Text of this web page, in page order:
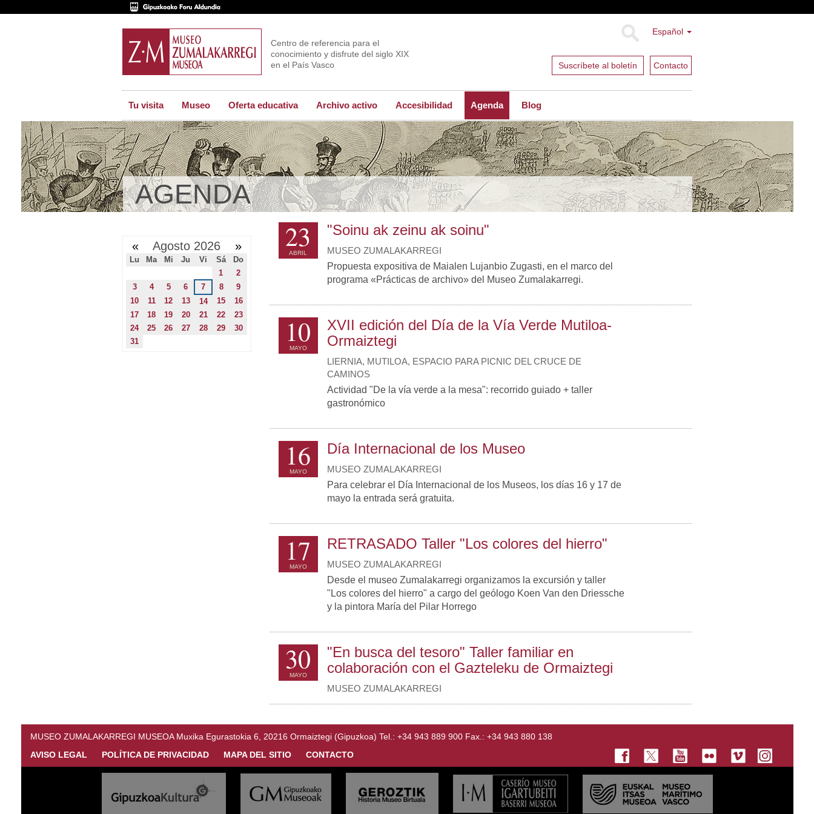
Español
Suscríbete al boletín Contacto
Centro de referencia para el
conocimiento y disfrute del siglo XIX
en el País Vasco
Tu visita Museo Oferta educativa Archivo activo Accesibilidad Agenda Blog
AGENDA
23
ABRIL
"Soinu ak zeinu ak soinu"
MUSEO ZUMALAKARREGI
Propuesta expositiva de Maialen Lujanbio Zugasti, en el marco del
programa «Prácticas de archivo» del Museo Zumalakarregi.
10
MAYO
XVII edición del Día de la Vía Verde Mutiloa-
Ormaiztegi
LIERNIA, MUTILOA, ESPACIO PARA PICNIC DEL CRUCE DE
CAMINOS
Actividad "De la vía verde a la mesa": recorrido guiado + taller
gastronómico
16
MAYO
Día Internacional de los Museo
MUSEO ZUMALAKARREGI
Para celebrar el Día Internacional de los Museos, los días 16 y 17 de
mayo la entrada será gratuita.
17
MAYO
RETRASADO Taller "Los colores del hierro"
MUSEO ZUMALAKARREGI
Desde el museo Zumalakarregi organizamos la excursión y taller
"Los colores del hierro" a cargo del geólogo Koen Van den Driessche
y la pintora María del Pilar Horrego
30
MAYO
"En busca del tesoro" Taller familiar en
colaboración con el Gazteleku de Ormaiztegi
MUSEO ZUMALAKARREGI
« Agosto 2026 »
Lu Ma Mi Ju Vi Sá
Do
1
2
3
4 5 6 7 8
9
10
11 12 13 14 15
16
17
18 19 20 21 22
23
24
25 26 27 28 29
30
31
MUSEO ZUMALAKARREGI MUSEOA Muxika Egurastokia 6, 20216 Ormaiztegi (Gipuzkoa) Tel.: +34 943 889 900 Fax.: +34 943 880 138
AVISO LEGAL
POLÍTICA DE PRIVACIDAD MAPA DEL SITIO CONTACTO